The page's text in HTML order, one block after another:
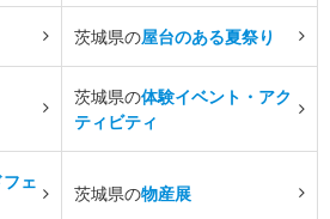
茨城県の屋台のある夏祭り
茨城県の体験イベント・アク
ティビティ
ェ
茨城県の物産展